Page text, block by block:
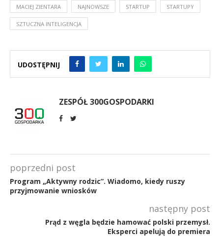
MACIEJ ZIENTARA NAJNOWSZE STARTUP STARTUPY
SZTUCZNA INTELIGENCJA
UDOSTĘPNIJ
ZESPÓŁ 300GOSPODARKI
poprzedni post
Program „Aktywny rodzic”. Wiadomo, kiedy ruszy
przyjmowanie wniosków
następny post
Prąd z węgla będzie hamować polski przemysł.
Eksperci apelują do premiera